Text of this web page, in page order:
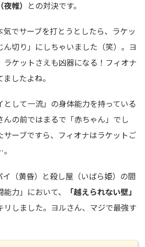
帷） との対決です。
気でサーブを打とうとしたら、ラケッ
ん切り」にしちゃいました（笑）。ヨ
ラケットさえも凶器になる！フィオナ
したよね。
として一流」の身体能力を持っている
んの前ではまるで「赤ちゃん」でし
サーブですら、フィオナはラケットご
イ（黄昏）と殺し屋（いばら姫）の間
力」において、
「越えられない壁」
リしました。ヨルさん、マジで最強す